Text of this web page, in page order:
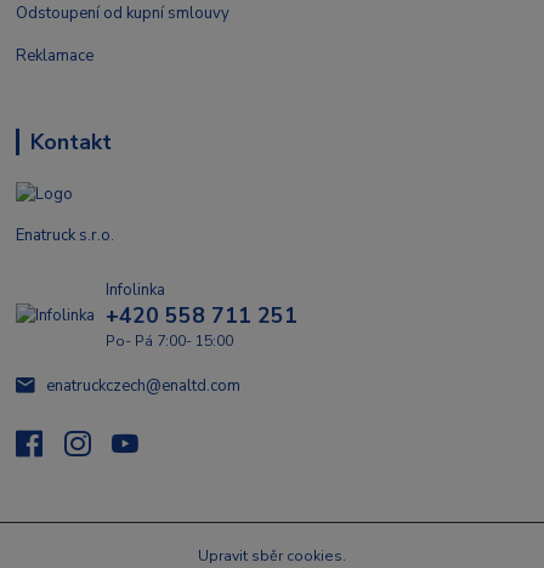
Odstoupení od kupní smlouvy
Reklamace
Kontakt
Enatruck s.r.o.
Infolinka
+420 558 711 251
Po- Pá 7:00- 15:00
enatruckczech@enaltd.com
Upravit sběr cookies.